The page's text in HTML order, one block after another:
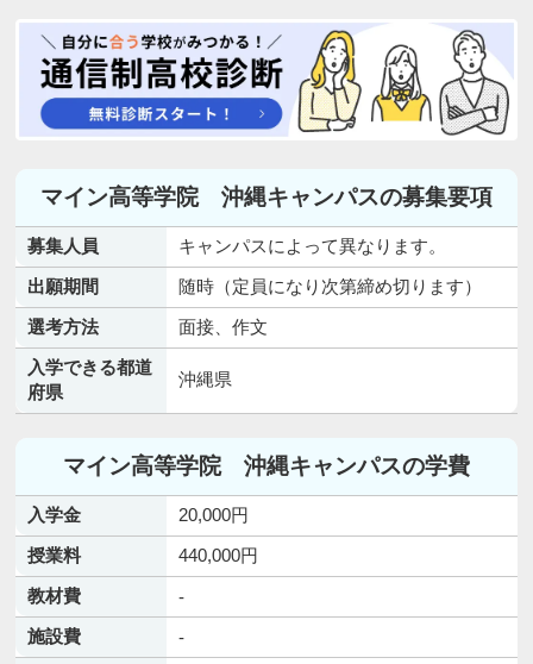
マイン高等学院 沖縄キャンパスの募集要項
募集人員
キャンパスによって異なります。
出願期間
随時（定員になり次第締め切ります）
選考方法
面接、作文
入学できる都道
府県
沖縄県
マイン高等学院 沖縄キャンパスの学費
入学金
20,000円
授業料
440,000円
教材費
-
施設費
-